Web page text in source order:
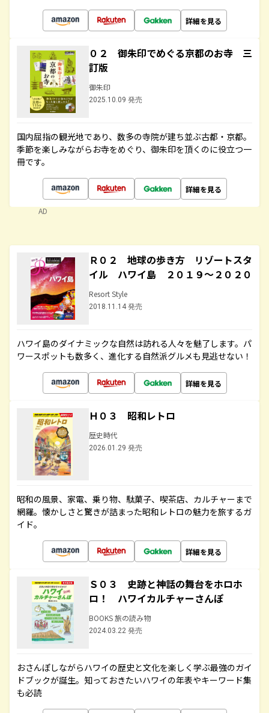
詳細を見る
０２ 御朱印でめぐる京都のお寺 三
訂版
御朱印
2025.10.09 発売
国内屈指の観光地であり、数多の寺院が建ち並ぶ古都・京都。
季節を楽しみながらお寺をめぐり、御朱印を頂くのに役立つ一
冊です。
詳細を見る
AD
Ｒ０２ 地球の歩き方 リゾートスタ
イル ハワイ島 ２０１９～２０２０
Resort Style
2018.11.14 発売
ハワイ島のダイナミックな自然は訪れる人々を魅了します。パ
ワースポットも数多く、進化する自然派グルメも見逃せない！
詳細を見る
Ｈ０３ 昭和レトロ
歴史時代
2026.01.29 発売
昭和の風景、家電、乗り物、駄菓子、喫茶店、カルチャーまで
網羅。懐かしさと驚きが詰まった昭和レトロの魅力を旅するガ
イド。
詳細を見る
Ｓ０３ 史跡と神話の舞台をホロホ
ロ！ ハワイカルチャーさんぽ
BOOKS 旅の読み物
2024.03.22 発売
おさんぽしながらハワイの歴史と文化を楽しく学ぶ最強のガイ
ドブックが誕生。知っておきたいハワイの年表やキーワード集
も必読